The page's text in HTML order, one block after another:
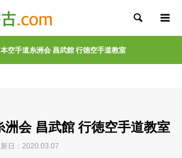
検索
本空手道糸洲会 昌武館 行徳空手道教室
洲会 昌武館 行徳空手道教室
日：2020.03.07